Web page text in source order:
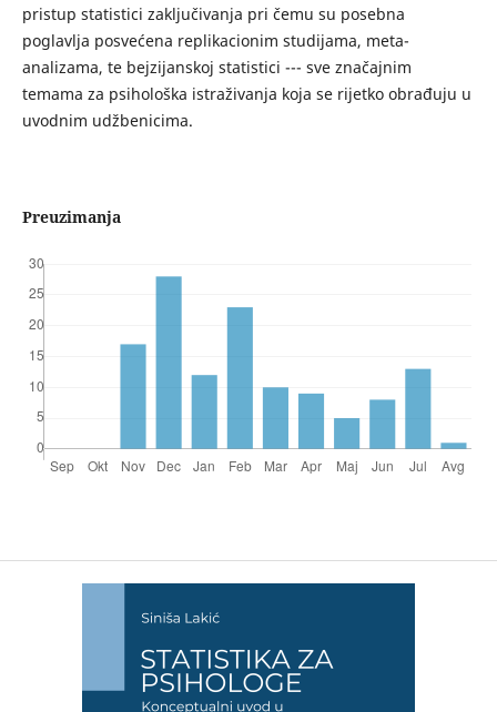
pristup statistici zaključivanja pri čemu su posebna
poglavlja posvećena replikacionim studijama, meta-
analizama, te bejzijanskoj statistici --- sve značajnim
temama za psihološka istraživanja koja se rijetko obrađuju u
uvodnim udžbenicima.
Preuzimanja